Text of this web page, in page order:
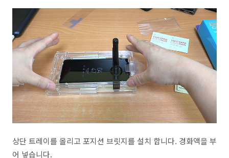
상단 트레이를 올리고 포지션 브릿지를 설치 합니다. 경화액을 부
어 넣습니다.